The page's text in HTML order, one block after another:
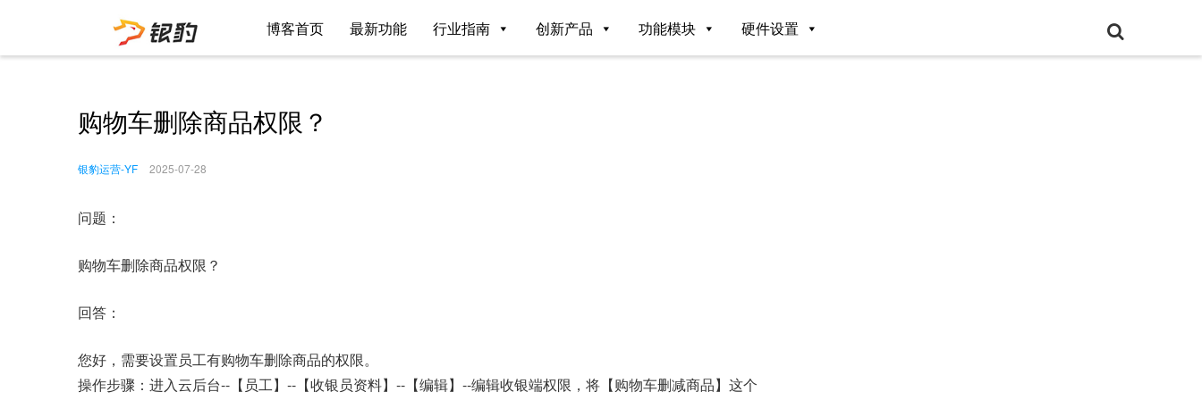
博客首页 最新功能 行业指南 创新产品 功能模块 硬件设置
购物车删除商品权限？
银豹运营-YF 2025-07-28
问题：
购物车删除商品权限？
回答：
您好，需要设置员工有购物车删除商品的权限。
操作步骤：进入云后台--【员工】--【收银员资料】--【编辑】--编辑收银端权限，将【购物车删减商品】这个